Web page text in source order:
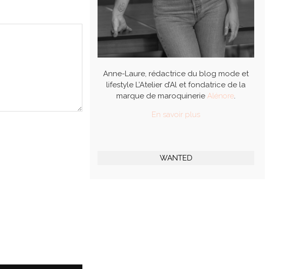
Anne-Laure, rédactrice du blog mode et
lifestyle L’Atelier d’Al et fondatrice de la
marque de maroquinerieAlénore.
En savoir plus
WANTED